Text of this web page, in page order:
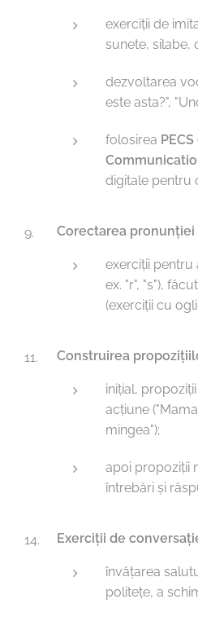
exerciții de
sunete, silabe,
dezvoltarea
este asta?",
folosirea
digitale pentru
Corectarea pronunției
exerciții pentru
ex. "r", "s"),
(exerciții cu
Construirea
inițial,
acțiune
mingea");
apoi propoziții
întrebări și
Exerciții de
învățarea
politețe, a